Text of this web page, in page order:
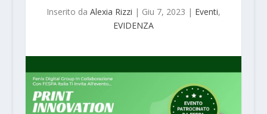
Inserito da Alexia Rizzi | Giu 7, 2023 | Eventi,
EVIDENZA